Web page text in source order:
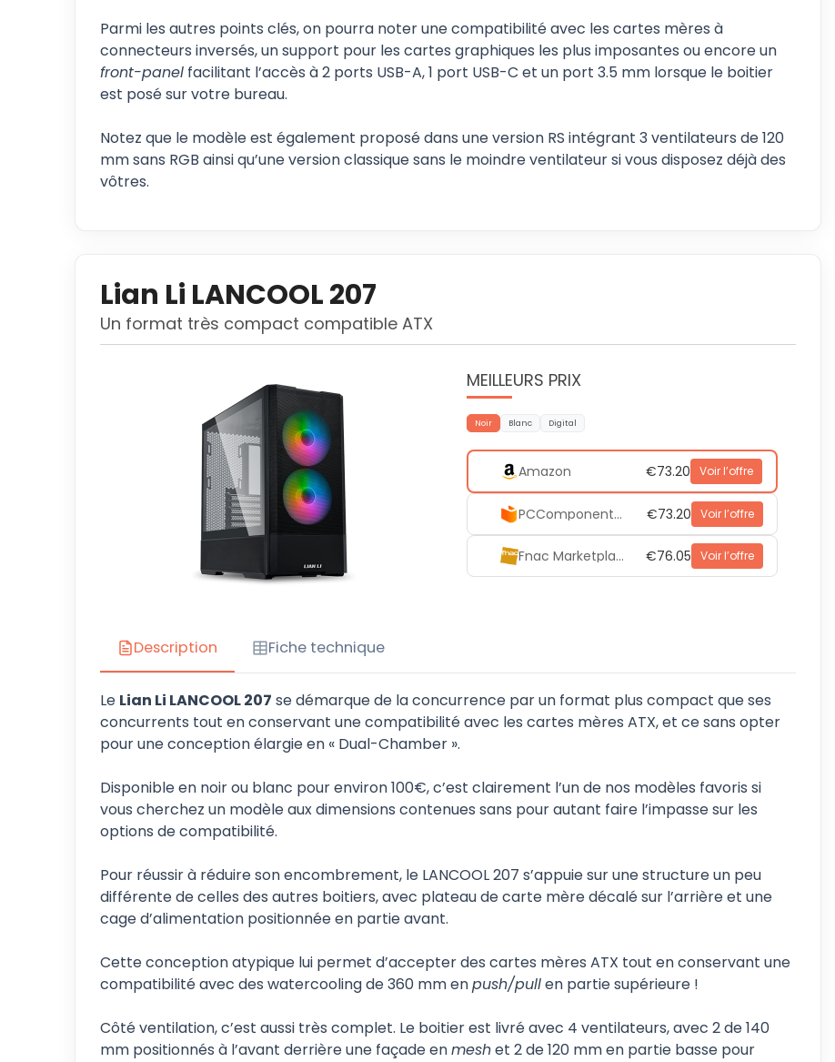
Parmi les autres points clés, on pourra noter une compatibilité avec les cartes mères à
connecteurs inversés, un support pour les cartes graphiques les plus imposantes ou encore un
front-panel facilitant l’accès à 2 ports USB-A, 1 port USB-C et un port 3.5 mm lorsque le boitier
est posé sur votre bureau.
Notez que le modèle est également proposé dans une version RS intégrant 3 ventilateurs de 120
mm sans RGB ainsi qu’une version classique sans le moindre ventilateur si vous disposez déjà des
vôtres.
Lian Li LANCOOL 207
Un format très compact compatible ATX
MEILLEURS PRIX
Noir Blanc Digital
Amazon €73.20 Voir l’offre
PCComponentes €73.20 Voir l’offre
Fnac Marketplace €76.05 Voir l’offre
Description Fiche technique
Le Lian Li LANCOOL 207 se démarque de la concurrence par un format plus compact que ses
concurrents tout en conservant une compatibilité avec les cartes mères ATX, et ce sans opter
pour une conception élargie en « Dual-Chamber ».
Disponible en noir ou blanc pour environ 100€, c’est clairement l’un de nos modèles favoris si
vous cherchez un modèle aux dimensions contenues sans pour autant faire l’impasse sur les
options de compatibilité.
Pour réussir à réduire son encombrement, le LANCOOL 207 s’appuie sur une structure un peu
différente de celles des autres boitiers, avec plateau de carte mère décalé sur l’arrière et une
cage d’alimentation positionnée en partie avant.
Cette conception atypique lui permet d’accepter des cartes mères ATX tout en conservant une
compatibilité avec des watercooling de 360 mm enpush/pullen partie supérieure !
Côté ventilation, c’est aussi très complet. Le boitier est livré avec 4 ventilateurs, avec 2 de 140
mm positionnés à l’avant derrière une façade enmeshet 2 de 120 mm en partie basse pour